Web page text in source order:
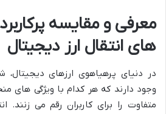
معرفی و مقایسه
های انتقال ارز دیجیتال
در دنیای پرهیاهوی ارزهای دیجیتال،
وجود دارند که هر کدام با ویژگی های
متفاوت را برای کاربران رقم می